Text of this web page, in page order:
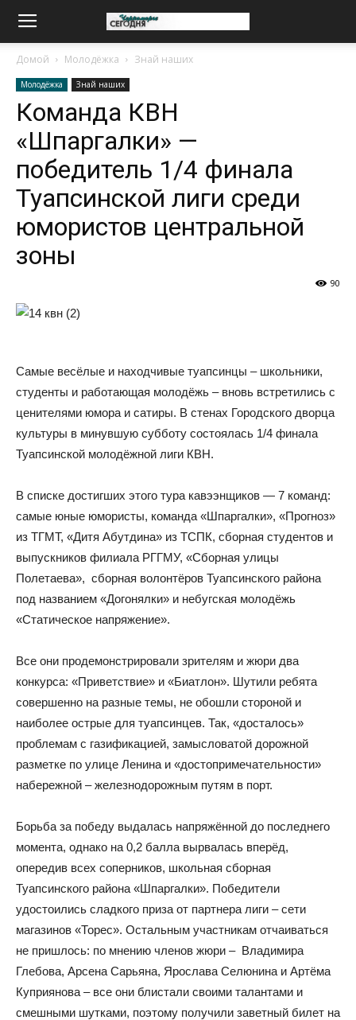
Домой Молодёжка Знай наших
Молодёжка Знай наших
Команда КВН
«Шпаргалки» —
победитель 1/4 финала
Туапсинской лиги среди
юмористов центральной
зоны
90
Самые весёлые и находчивые туапсинцы – школьники,
студенты и работающая молодёжь – вновь встретились с
ценителями юмора и сатиры. В стенах Городского дворца
культуры в минувшую субботу состоялась 1/4 финала
Туапсинской молодёжной лиги КВН.
В списке достигших этого тура кавээнщиков — 7 команд:
самые юные юмористы, команда «Шпаргалки», «Прогноз»
из ТГМТ, «Дитя Абутдина» из ТСПК, сборная студентов и
выпускников филиала РГГМУ, «Сборная улицы
Полетаева», сборная волонтёров Туапсинского района
под названием «Догонялки» и небугская молодёжь
«Статическое напряжение».
Все они продемонстрировали зрителям и жюри два
конкурса: «Приветствие» и «Биатлон». Шутили ребята
совершенно на разные темы, не обошли стороной и
наиболее острые для туапсинцев. Так, «досталось»
проблемам с газификацией, замысловатой дорожной
разметке по улице Ленина и «достопримечательности»
набережной – железнодорожным путям в порт.
Борьба за победу выдалась напряжённой до последнего
момента, однако на 0,2 балла вырвалась вперёд,
опередив всех соперников, школьная сборная
Туапсинского района «Шпаргалки». Победители
удостоились сладкого приза от партнера лиги – сети
магазинов «Торес». Остальным участникам отчаиваться
не пришлось: по мнению членов жюри – Владимира
Глебова, Арсена Сарьяна, Ярослава Селюнина и Артёма
Куприянова – все они блистали своими талантами и
смешными шутками, поэтому получили заветный билет на